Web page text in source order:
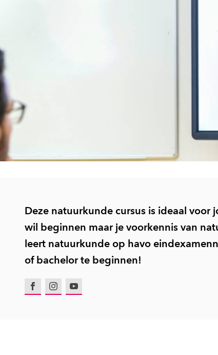
Deze natuurkunde cursus is ideaal
wil beginnen maar je voorkennis van
leert natuurkunde op havo
of bachelor te beginnen!
FacebookInstagramYoutube